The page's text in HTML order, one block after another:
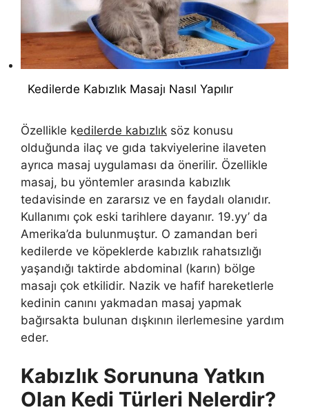
Kedilerde Kabızlık Masajı Nasıl Yapılır
Özellikle kedilerde kabızlık söz konusu
olduğunda ilaç ve gıda takviyelerine ilaveten
ayrıca masaj uygulaması da önerilir. Özellikle
masaj, bu yöntemler arasında kabızlık
tedavisinde en zararsız ve en faydalı olanıdır.
Kullanımı çok eski tarihlere dayanır. 19.yy’ da
Amerika’da bulunmuştur. O zamandan beri
kedilerde ve köpeklerde kabızlık rahatsızlığı
yaşandığı taktirde abdominal (karın) bölge
masajı çok etkilidir. Nazik ve hafif hareketlerle
kedinin canını yakmadan masaj yapmak
bağırsakta bulunan dışkının ilerlemesine yardım
eder.
Kabızlık Sorununa Yatkın
Olan Kedi Türleri Nelerdir?